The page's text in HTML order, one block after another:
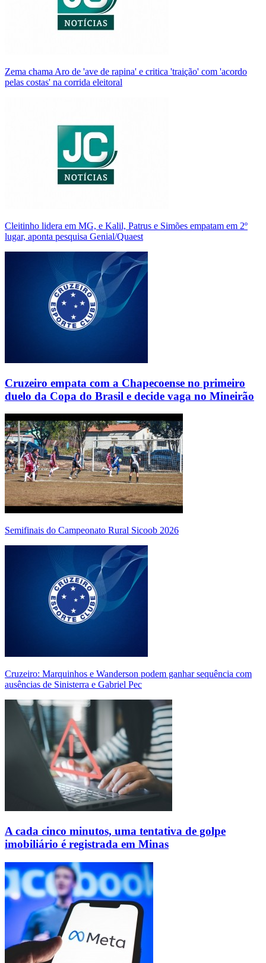
Zema chama Aro de 'ave de rapina' e critica 'traição' com 'acordo
pelas costas' na corrida eleitoral
Cleitinho lidera em MG, e Kalil, Patrus e Simões empatam em 2º
lugar, aponta pesquisa Genial/Quaest
Cruzeiro empata com a Chapecoense no primeiro
duelo da Copa do Brasil e decide vaga no Mineirão
Semifinais do Campeonato Rural Sicoob 2026
Cruzeiro: Marquinhos e Wanderson podem ganhar sequência com
ausências de Sinisterra e Gabriel Pec
A cada cinco minutos, uma tentativa de golpe
imobiliário é registrada em Minas